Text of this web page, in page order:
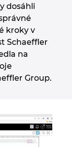
dosáhli
kroky v
Schaeffler
na
Group.